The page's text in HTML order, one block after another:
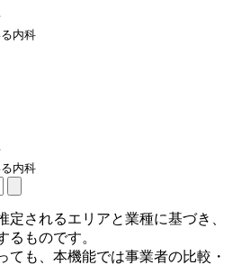
内科
内科
されるエリアと業種に基づき、
るものです。
ても、本機能では事業者の比較・